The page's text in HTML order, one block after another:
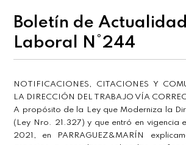
Boletín de Actualidad
Laboral N°244
NOTIFICACIONES, CITACIONES Y
LA DIRECCIÓN DEL TRABAJO VÍA
A propósito de la Ley que Moderniza la
(Ley Nro. 21.327) y que entró en vigencia
2021, en PARRAGUEZ&MARÍN